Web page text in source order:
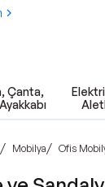
Çanta,
/ Mobilya/ Ofis